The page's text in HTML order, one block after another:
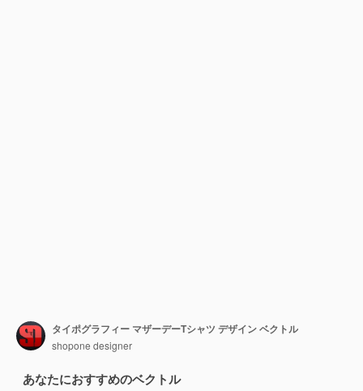
タイポグラフィー マザーデーTシャツ デザイン ベクトル
shopone designer
あなたにおすすめのベクトル